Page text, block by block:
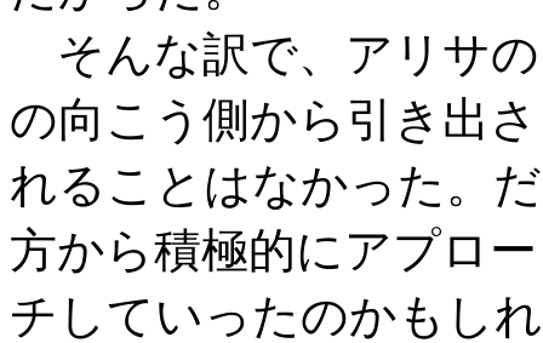
そんな訳で、アリサ
の向こう側から引き出さ
れることはなかった。
方から積極的にアプロー
チしていったのかもし